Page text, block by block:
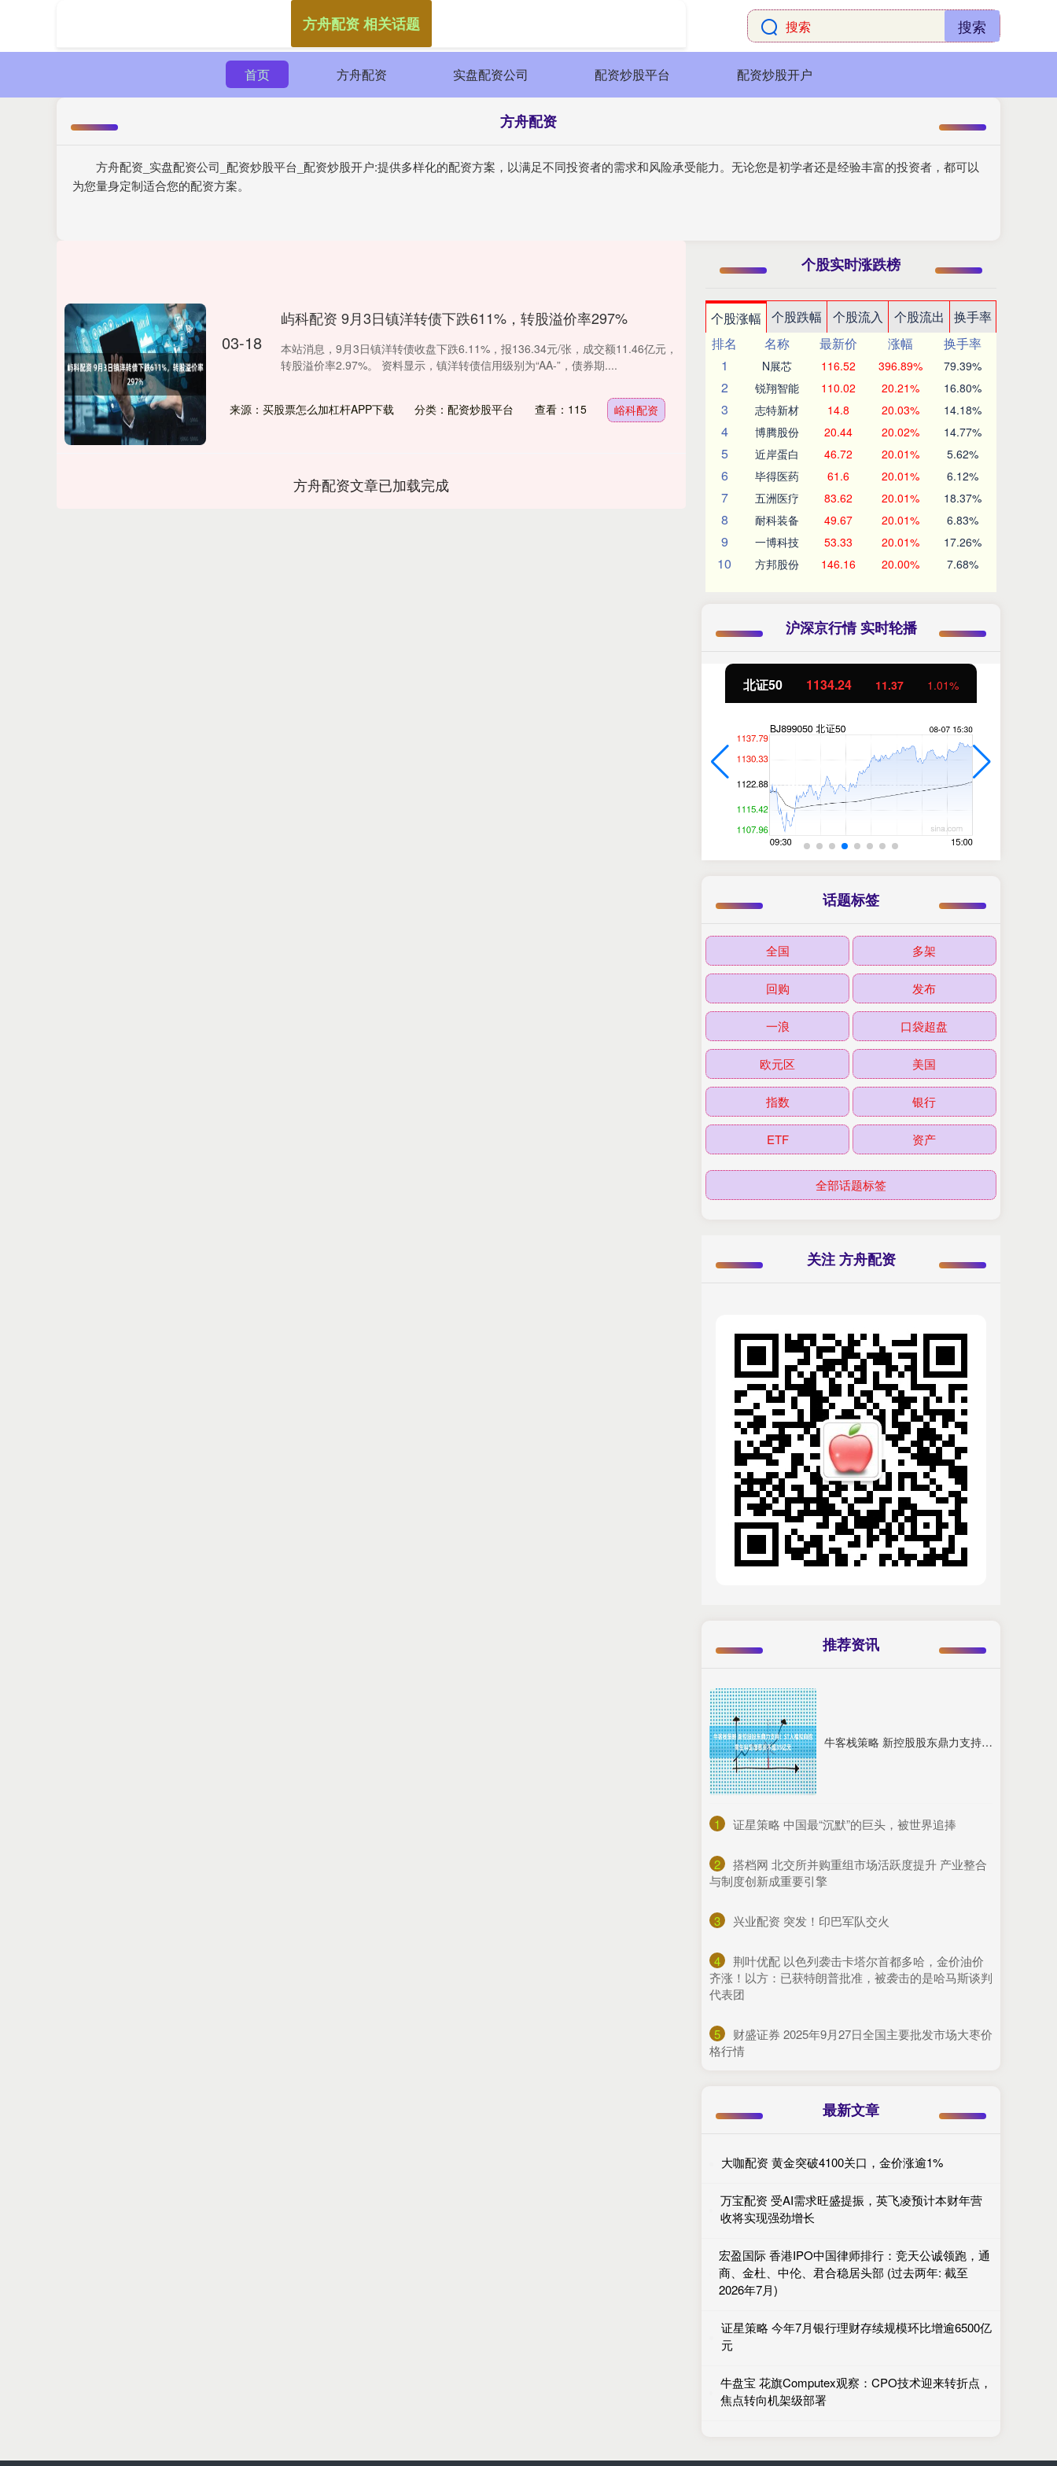
搜索
首页 方舟配资 实盘配资公司 配资炒股平台 配资炒股开户
方舟配资
方舟配资_实盘配资公司_配资炒股平台_配资炒股开户:提供多样化的配资方案，以满足不同投资者的需求和风险承受能力。无论您是初学者还是经验丰富的投资者，都可以
为您量身定制适合您的配资方案。
方舟配资 相关话题
03-18
屿科配资 9月3日镇洋转债下跌611%，转股溢价率297%
本站消息，9月3日镇洋转债收盘下跌6.11%，报136.34元/张，成交额11.46亿元，
转股溢价率2.97%。 资料显示，镇洋转债信用级别为“AA-”，债券期....
来源：买股票怎么加杠杆APP下载 分类：配资炒股平台 查看：115 峪科配资
方舟配资文章已加载完成
个股实时涨跌榜
个股涨幅 个股跌幅 个股流入 个股流出
换手率
排名
名称 最新价 涨幅
换手率
1
N展芯 116.52 396.89% 79.39%
2 锐翔智能 110.02 20.21% 16.80%
3 志特新材 14.8 20.03% 14.18%
4 博腾股份 20.44 20.02% 14.77%
5 近岸蛋白 46.72 20.01% 5.62%
6 毕得医药 61.6 20.01% 6.12%
7 五洲医疗 83.62 20.01% 18.37%
8 耐科装备 49.67 20.01% 6.83%
9 一博科技 53.33 20.01% 17.26%
10 方邦股份 146.16 20.00% 7.68%
沪深京行情 实时轮播
北证50 1134.24 11.37 1.01%
话题标签
全国 多架
回购 发布
一浪 口袋超盘
欧元区 美国
指数 银行
ETF 资产
全部话题标签
关注 方舟配资
推荐资讯
牛客栈策略 新控股股东鼎力支持！ST人福拟向招商生科定增募资不超35亿元
1 ​证星策略 中国最“沉默”的巨头，被世界追捧
2
​搭档网 北交所并购重组市场活跃度提升 产业整合
与制度创新成重要引擎
3 ​兴业配资 突发！印巴军队交火
4
​荆叶优配 以色列袭击卡塔尔首都多哈，金价油价
齐涨！以方：已获特朗普批准，被袭击的是哈马斯谈判
代表团
5
​财盛证券 2025年9月27日全国主要批发市场大枣价
格行情
最新文章
大咖配资 黄金突破4100关口，金价涨逾1%
万宝配资 受AI需求旺盛提振，英飞凌预计本财年营
收将实现强劲增长
宏盈国际 香港IPO中国律师排行：竞天公诚领跑，通
商、金杜、中伦、君合稳居头部 (过去两年: 截至
2026年7月)
证星策略 今年7月银行理财存续规模环比增逾6500亿
元
牛盘宝 花旗Computex观察：CPO技术迎来转折点，
焦点转向机架级部署